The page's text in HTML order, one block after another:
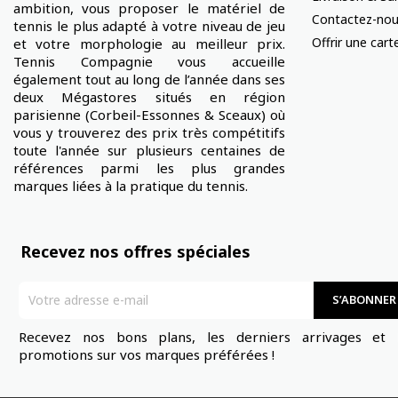
ambition, vous proposer le matériel de
tennis le plus adapté à votre niveau de jeu
et votre morphologie au meilleur prix.
Tennis Compagnie vous accueille
également tout au long de l’année dans ses
deux Mégastores situés en région
parisienne (Corbeil-Essonnes & Sceaux) où
vous y trouverez des prix très compétitifs
toute l'année sur plusieurs centaines de
références parmi les plus grandes
marques liées à la pratique du tennis.
Contactez-
Offrir une
Recevez nos offres spéciales
Recevez nos bons plans, les derniers arrivages et
promotions sur vos marques préférées !